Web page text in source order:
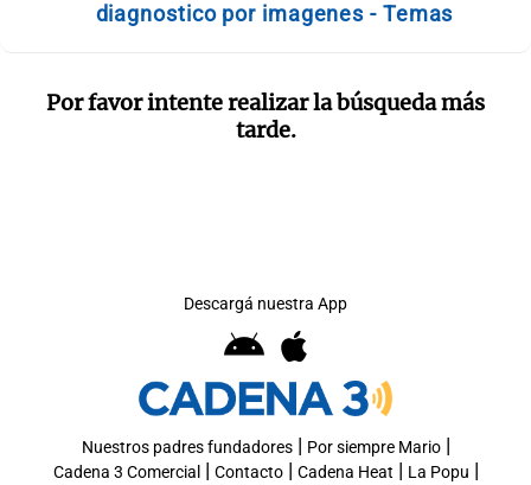
diagnostico por imagenes - Temas
Por favor intente realizar la búsqueda más
tarde.
Descargá nuestra App
Nuestros padres fundadores| Por siempre Mario|
Cadena 3 Comercial | Contacto| Cadena Heat | La Popu |